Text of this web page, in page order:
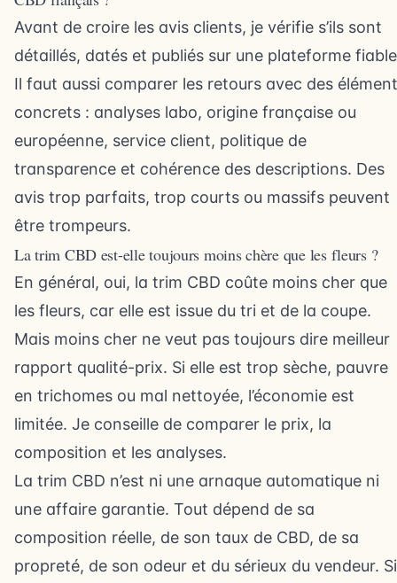
Avant de croire les avis clients, je vérifie s’ils sont
détaillés, datés et publiés sur une plateforme
Il faut aussi comparer les retours avec des
concrets : analyses labo, origine française ou
européenne, service client, politique de
transparence et cohérence des descriptions. Des
avis trop parfaits, trop courts ou massifs peuvent
être trompeurs.
La trim CBD est-elle toujours moins chère que les fleurs ?
En général, oui, la trim CBD coûte moins cher que
les fleurs, car elle est issue du tri et de la coupe.
Mais moins cher ne veut pas toujours dire meilleur
rapport qualité-prix. Si elle est trop sèche, pauvre
en trichomes ou mal nettoyée, l’économie est
limitée. Je conseille de comparer le prix, la
composition et les analyses.
La trim CBD n’est ni une arnaque automatique ni
une affaire garantie. Tout dépend de sa
composition réelle, de son taux de CBD, de sa
propreté, de son odeur et du sérieux du vendeur. Si